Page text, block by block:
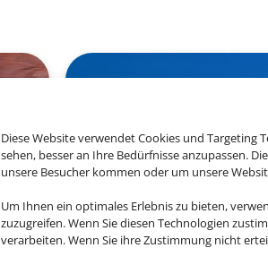
Diese Website verwendet Cookies und Targeting
sehen, besser an Ihre Bedürfnisse anzupassen.
unsere Besucher kommen oder um unsere
Um Ihnen ein optimales Erlebnis zu bieten,
zuzugreifen. Wenn Sie diesen Technologien
verarbeiten. Wenn Sie ihre Zustimmung nicht